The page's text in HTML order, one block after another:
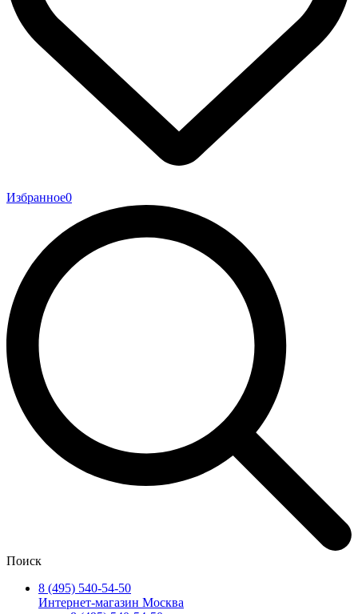
Избранное0
Поиск
8 (495) 540-54-50
Интернет-магазин Москва